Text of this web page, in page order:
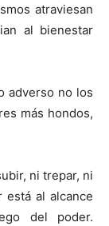
atraviesan
al bienestar
adverso no los
más hondos,
ni trepar, ni
está al alcance
del poder.